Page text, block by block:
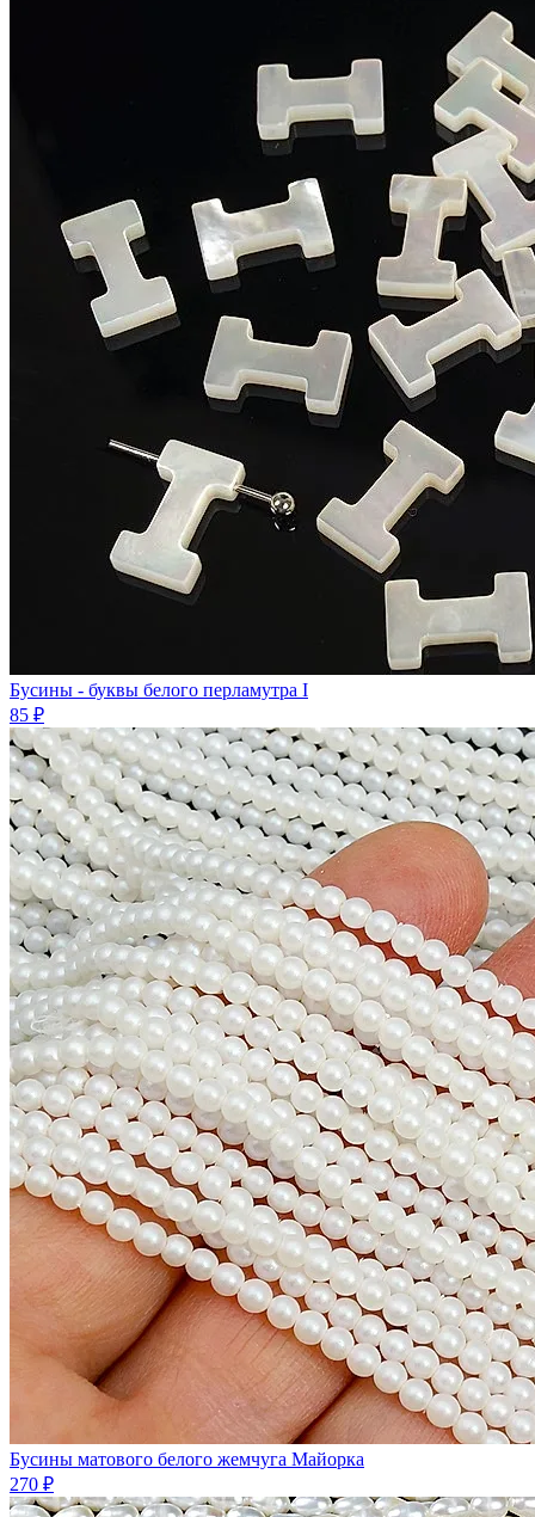
Бусины - буквы белого перламутра I
85 ₽
Бусины матового белого жемчуга Майорка
270 ₽